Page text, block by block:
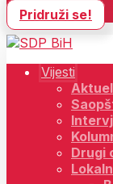
Pridruži se!
Vijesti
Drugi